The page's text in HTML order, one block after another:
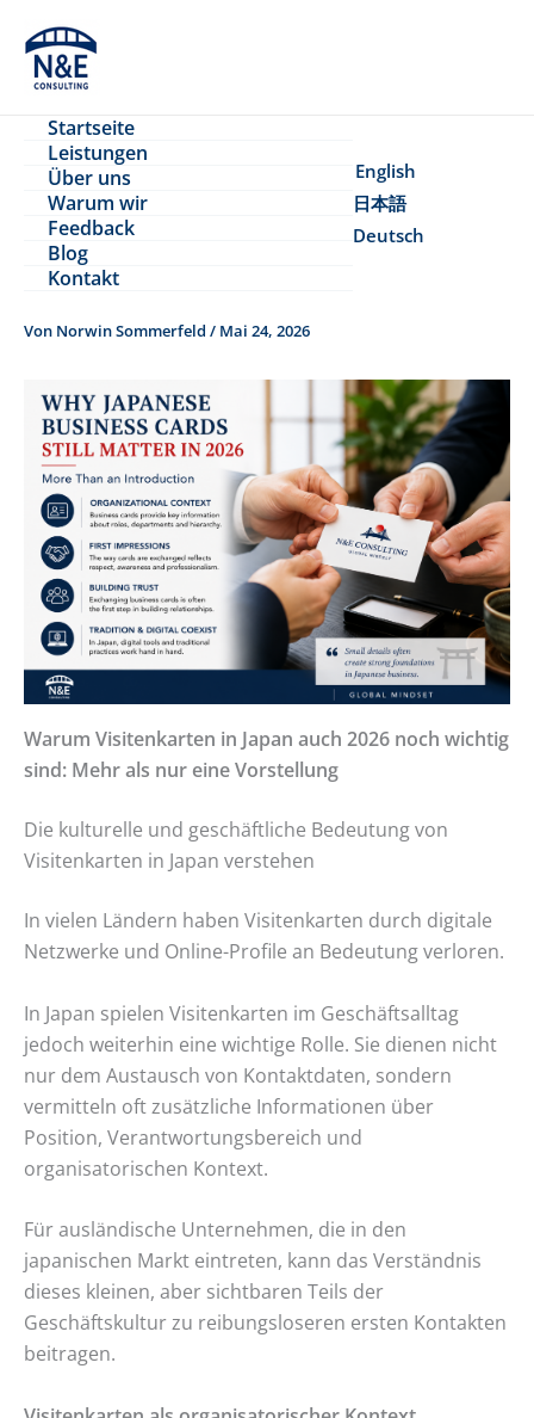
Inhalt
springen
Startseite
Leistungen
Über uns
Warum wir
Feedback
Blog
Kontakt
English
日本語
Deutsch
Von Norwin Sommerfeld / Mai 24, 2026
Warum Visitenkarten in Japan auch 2026 noch wichtig
sind: Mehr als nur eine Vorstellung
Die kulturelle und geschäftliche Bedeutung von
Visitenkarten in Japan verstehen
In vielen Ländern haben Visitenkarten durch digitale
Netzwerke und Online-Profile an Bedeutung verloren.
In Japan spielen Visitenkarten im Geschäftsalltag
jedoch weiterhin eine wichtige Rolle. Sie dienen nicht
nur dem Austausch von Kontaktdaten, sondern
vermitteln oft zusätzliche Informationen über
Position, Verantwortungsbereich und
organisatorischen Kontext.
Für ausländische Unternehmen, die in den
japanischen Markt eintreten, kann das Verständnis
dieses kleinen, aber sichtbaren Teils der
Geschäftskultur zu reibungsloseren ersten Kontakten
beitragen.